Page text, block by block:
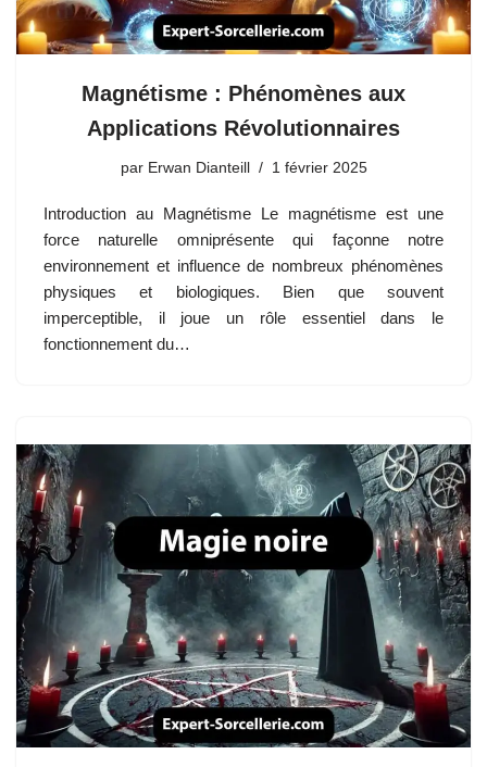
Magnétisme : Phénomènes aux
Applications Révolutionnaires
par Erwan Dianteill 1 février 2025
Introduction au Magnétisme Le magnétisme est une
force naturelle omniprésente qui façonne notre
environnement et influence de nombreux phénomènes
physiques et biologiques. Bien que souvent
imperceptible, il joue un rôle essentiel dans le
fonctionnement du…